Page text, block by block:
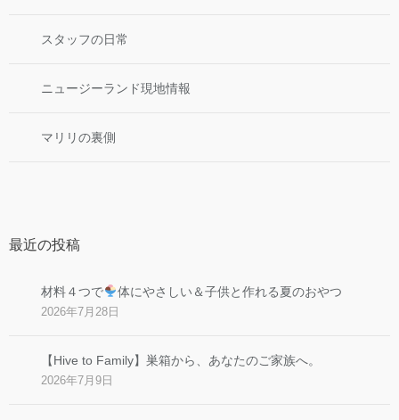
スタッフの日常
ニュージーランド現地情報
マリリの裏側
最近の投稿
材料４つで 体にやさしい＆子供と作れる夏のおやつ
2026年7月28日
【Hive to Family】巣箱から、あなたのご家族へ。
2026年7月9日